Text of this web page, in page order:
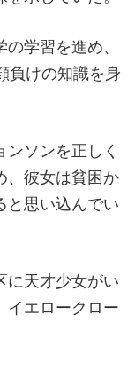
学習を進め、
負けの知識を身
ソンを正しく
、彼女は貧困か
と思い込んでい
に天才少女がい
イエロークロー